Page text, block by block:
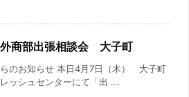
商部出張相談会 大子町
のお知らせ 本日4月7日（木） 大子町
ッシュセンターにて「出 ...